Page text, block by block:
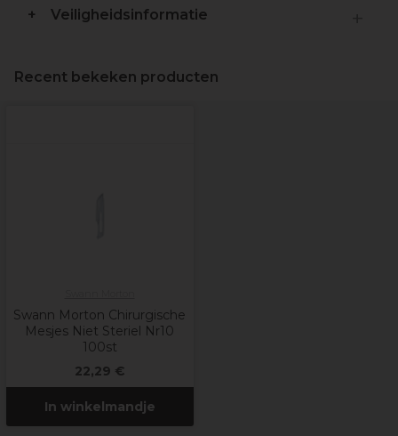
Veiligheidsinformatie
Recent bekeken producten
Swann Morton Chirurgische
Mesjes Niet Steriel Nr10
100st
22,29 €
In winkelmandje